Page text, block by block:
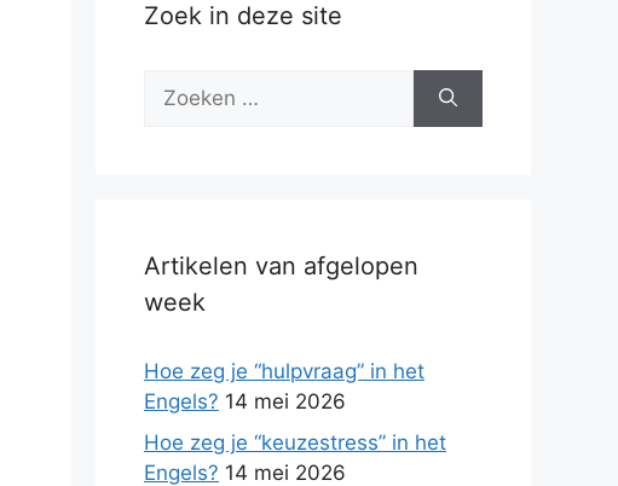
Zoek in deze site
Zoek
Artikelen van afgelopen
week
Hoe zeg je “hulpvraag” in het
Engels? 14 mei 2026
Hoe zeg je “keuzestress” in het
Engels? 14 mei 2026